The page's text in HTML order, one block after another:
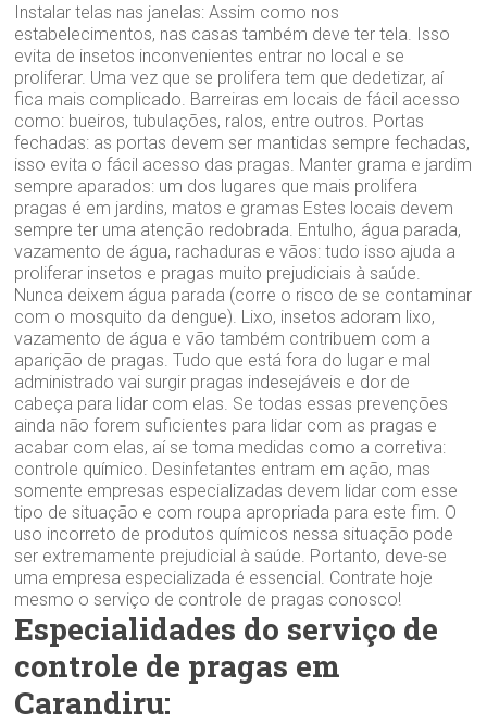
Instalar telas nas janelas: Assim como nos
estabelecimentos, nas casas também deve ter tela. Isso
evita de insetos inconvenientes entrar no local e se
proliferar. Uma vez que se prolifera tem que dedetizar, aí
fica mais complicado. Barreiras em locais de fácil acesso
como: bueiros, tubulações, ralos, entre outros. Portas
fechadas: as portas devem ser mantidas sempre fechadas,
isso evita o fácil acesso das pragas. Manter grama e jardim
sempre aparados: um dos lugares que mais prolifera
pragas é em jardins, matos e gramas Estes locais devem
sempre ter uma atenção redobrada. Entulho, água parada,
vazamento de água, rachaduras e vãos: tudo isso ajuda a
proliferar insetos e pragas muito prejudiciais à saúde.
Nunca deixem água parada (corre o risco de se contaminar
com o mosquito da dengue). Lixo, insetos adoram lixo,
vazamento de água e vão também contribuem com a
aparição de pragas. Tudo que está fora do lugar e mal
administrado vai surgir pragas indesejáveis e dor de
cabeça para lidar com elas. Se todas essas prevenções
ainda não forem suficientes para lidar com as pragas e
acabar com elas, aí se toma medidas como a corretiva:
controle químico. Desinfetantes entram em ação, mas
somente empresas especializadas devem lidar com esse
tipo de situação e com roupa apropriada para este fim. O
uso incorreto de produtos químicos nessa situação pode
ser extremamente prejudicial à saúde. Portanto, deve-se
uma empresa especializada é essencial. Contrate hoje
mesmo o serviço de controle de pragas conosco!
Especialidades do serviço de
controle de pragas em
Carandiru: